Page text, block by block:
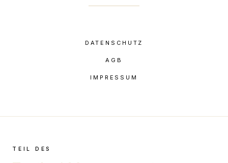
DATENSCHUTZ
AGB
IMPRESSUM
TEIL DES